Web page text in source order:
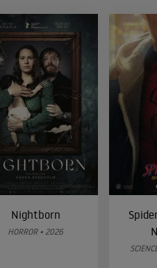
Nightborn
HORROR • 2026